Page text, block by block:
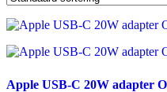
Apple USB-C 20W adapter